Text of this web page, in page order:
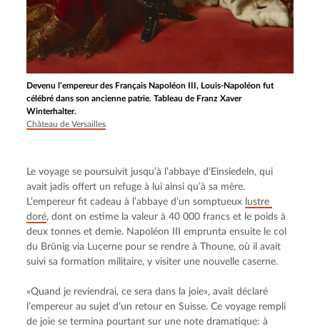
Devenu l’empereur des Français Napoléon III, Louis-Napoléon fut
célébré dans son ancienne patrie. Tableau de Franz Xaver
Winterhalter.
Château de Versailles
Le voyage se poursuivit jusqu’à l’abbaye d’Einsiedeln, qui
avait jadis offert un refuge à lui ainsi qu’à sa mère.
L’empereur fit cadeau à l’abbaye d’un somptueux lustre
doré, dont on estime la valeur à 40 000 francs et le poids à
deux tonnes et demie. Napoléon III emprunta ensuite le col
du Brünig via Lucerne pour se rendre à Thoune, où il avait
suivi sa formation militaire, y visiter une nouvelle caserne.
«Quand je reviendrai, ce sera dans la joie», avait déclaré
l’empereur au sujet d’un retour en Suisse. Ce voyage rempli
de joie se termina pourtant sur une note dramatique: à